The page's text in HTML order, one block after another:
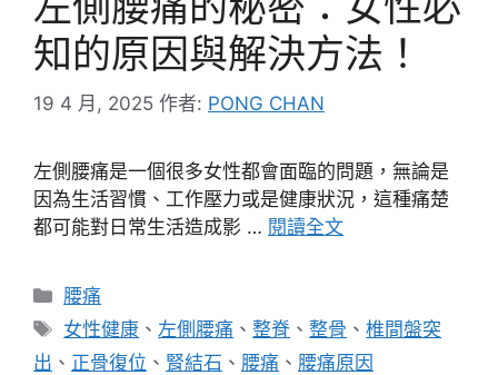
知的原因與解決方法！
19 4 月, 2025 作者: PONG CHAN
左側腰痛是一個很多女性都會面臨的問題，無論是
因為生活習慣、工作壓力或是健康狀況，這種痛楚
都可能對日常生活造成影 … 閱讀全文
分
類
腰痛
標
籤
女性健康 、 左側腰痛 、整脊 、整骨 、椎間盤突
出 、 正骨復位 、 腎結石 、 腰痛 、 腰痛原因